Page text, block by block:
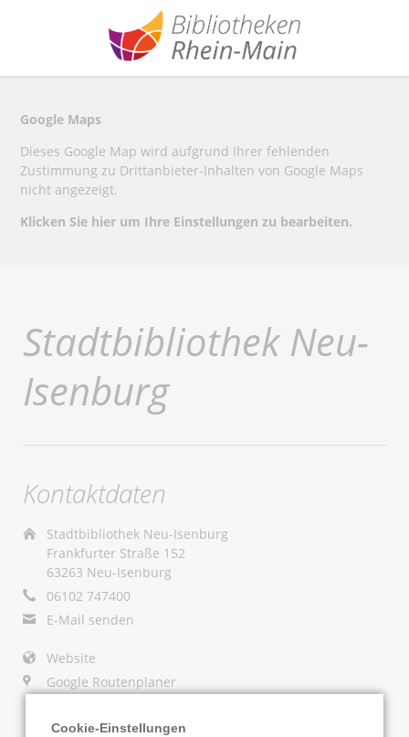
Google Maps
Dieses Google Map wird aufgrund Ihrer fehlenden
Zustimmung zu Drittanbieter-Inhalten von Google Maps
nicht angezeigt.
Klicken Sie hier um Ihre Einstellungen zu bearbeiten.
Stadtbibliothek Neu-
Isenburg
Kontaktdaten
Stadtbibliothek Neu-Isenburg
Frankfurter Straße 152
63263 Neu-Isenburg
06102 747400
E-Mail senden
Website
Google Routenplaner
KATALOG ONLEIHE
Cookie-Einstellungen